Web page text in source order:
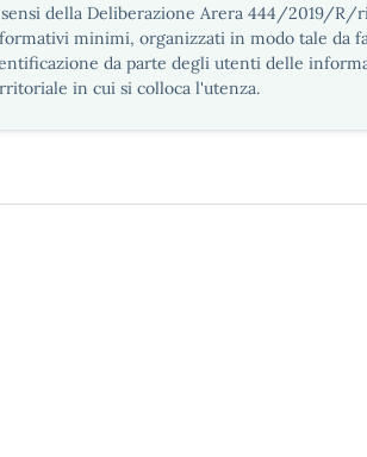
della Deliberazione Arera 444/2019/R/
minimi, organizzati in modo tale da
da parte degli utenti delle
in cui si colloca l'utenza.